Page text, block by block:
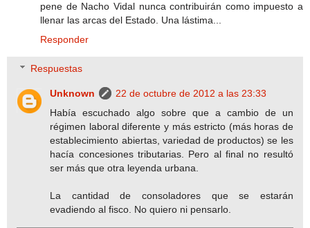
pene de Nacho Vidal nunca contribuirán como impuesto a
llenar las arcas del Estado. Una lástima...
Responder
Respuestas
Unknown
22 de octubre de 2012 a las 23:33
Había escuchado algo sobre que a cambio de un
régimen laboral diferente y más estricto (más horas de
establecimiento abiertas, variedad de productos) se les
hacía concesiones tributarias. Pero al final no resultó
ser más que otra leyenda urbana.
La cantidad de consoladores que se estarán
evadiendo al fisco. No quiero ni pensarlo.